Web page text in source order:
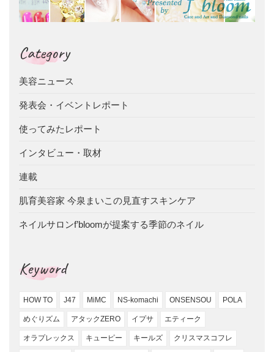
Category
美容ニュース
発表会・イベントレポート
使ってみたレポート
インタビュー・取材
連載
肌育美容家 今泉まいこの見直すスキンケア
ネイルサロンf’bloomが提案する季節のネイル
Keyword
HOW TO J47 MiMC NS-komachi ONSENSOU POLA
めぐりズム アタックZERO イプサ エティーク
オラプレックス キューピー キールズ クリスマスコフレ